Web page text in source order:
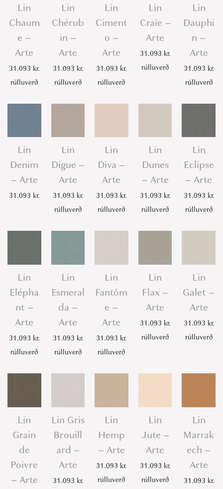
Lin
Chaum
e –
Arte
31.093 kr.
rúlluverð
Lin
Chérub
in –
Arte
31.093 kr.
rúlluverð
Lin
Ciment
o –
Arte
31.093 kr.
rúlluverð
Lin
Craie –
Arte
31.093 kr.
rúlluverð
Lin
Dauphi
n –
Arte
31.093 kr.
rúlluverð
Lin
Denim
– Arte
31.093 kr.
Lin
Digue –
Arte
31.093 kr.
rúlluverð
Lin
Diva –
Arte
31.093 kr.
rúlluverð
Lin
Dunes
– Arte
31.093 kr.
rúlluverð
Lin
Eclipse
– Arte
31.093 kr.
rúlluverð
Lin
Elépha
nt –
Arte
31.093 kr.
rúlluverð
Lin
Esmeral
da –
Arte
31.093 kr.
rúlluverð
Lin
Fantôm
e –
Arte
31.093 kr.
rúlluverð
Lin
Flax –
Arte
31.093 kr.
rúlluverð
Lin
Galet –
Arte
31.093 kr.
rúlluverð
Lin
Grain
de
Poivre
– Arte
Lin Gris
Brouill
ard –
Arte
31.093 kr.
Lin
Hemp
– Arte
31.093 kr.
rúlluverð
Lin
Jute –
Arte
31.093 kr.
rúlluverð
Lin
Marrak
ech –
Arte
31.093 kr.